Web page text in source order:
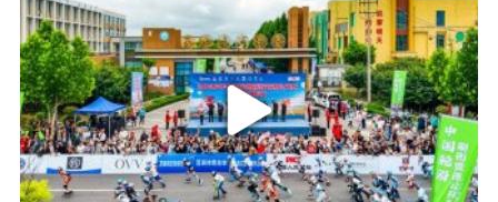
联盟比他差的人纷纷拿到千万年薪，为什么他只
配700万美元？